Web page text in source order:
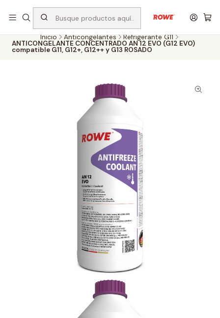
Despacho rápido a todo Chile
Inicio Anticongelantes Refrigerante G11
ANTICONGELANTE CONCENTRADO AN 12 EVO (G12 EVO)
compatible G11, G12+, G12++ y G13 ROSADO